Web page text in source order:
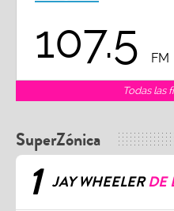
107.5 FM
Todas las
SuperZónica
1 JAY WHEELERDE